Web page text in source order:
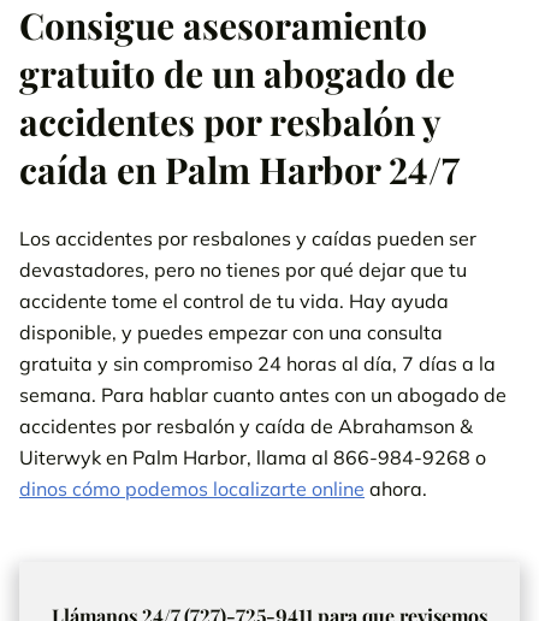
Consigue asesoramiento
gratuito de un abogado de
accidentes por resbalón y
caída en Palm Harbor 24/7
Los accidentes por resbalones y caídas pueden ser
devastadores, pero no tienes por qué dejar que tu
accidente tome el control de tu vida. Hay ayuda
disponible, y puedes empezar con una consulta
gratuita y sin compromiso 24 horas al día, 7 días a la
semana. Para hablar cuanto antes con un abogado de
accidentes por resbalón y caída de Abrahamson &
Uiterwyk en Palm Harbor, llama al 866-984-9268 o
dinos cómo podemos localizarte online ahora.